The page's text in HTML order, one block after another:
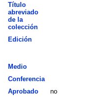
Título
abreviado
de la
colección
Edición
Medio
Conferencia
Aprobado
no